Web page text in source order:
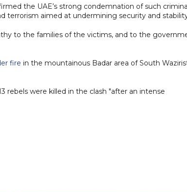
the UAE’s strong condemnation of such
terrorism aimed at undermining security and
to the families of the victims, and to the
fire in the mountainous Badar area of South
rebels were killed in the clash "after an intense